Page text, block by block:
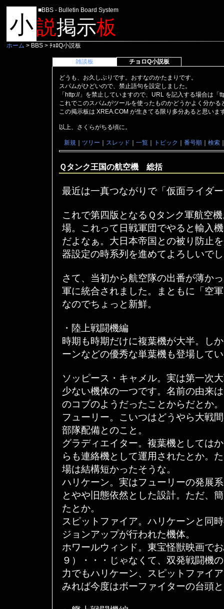
小
■BBS - Bulletin Board System
説掲示板
ホーム > BBS > ﾁｮﾛQ小説板
雑談板 チョロQ小説板
どうも、お久しぶりです。おすなのかたまりです。
スパムがひどいので、禁止語句を設定しました。
「http://」を禁止していますので、URL を記入する場合は「
これでこのスパムがツールを使ったものかどうかよく分かる
この掲示板は XREA.COM が生きてる限り多分あると思いま
以上、さくらがちる頃に。
新規 ツリー スレッド 一覧 トピック 番号順 検索
Ｑタンク王国の航空機 総括
最近は一真つながりで「仮面ライダ
これで第四版となるＱタンク軍航空
場。これって日戦軍団でやると輸入
だよなぁ。大日本帝国との被り防止
器設定の時系列を進めてよろしいで
さて、当初から航空隊の出番が薄か
軍に統合されました。まともに「空
なのでちょっと新鮮。
・陸上戦闘機編
時期も時期だけに複葉機が大半。し
ーンなどの優秀な単葉機も登場して
ソッピース・キャメル。実は第一次
少ない機体の一つです。名前の由来
のコブのようだったことからだとか。
フューリー。こいつはどうやら大戦
部隊配備とのこと。
グラディエイター。複葉機としては
らも連絡機として運用されたとか。
場は結構短かったそうな。
ハリケーン。実はフューリーの発展
とやや旧態依然とした設計。ただ、
たとか。
スピットファイア。ハリケーンと同
ジョンアップが行われた機体。
ホワールウィンド。東宝怪獣映画で
９）・・・じゃなくて、双発戦闘機
力でもハリケーン、スピットファイ
みれば今度はボーファイターの台頭